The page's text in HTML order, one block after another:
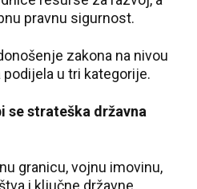
pravnu sigurnost.
zakona na nivou
u tri kategorije.
se strateška državna
granicu, vojnu imovinu,
i ključne državne